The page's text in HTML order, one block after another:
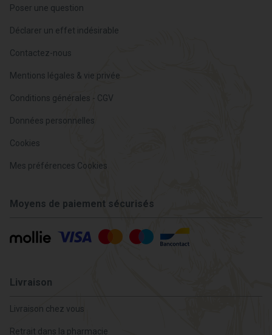
Poser une question
Déclarer un effet indésirable
Contactez-nous
Mentions légales & vie privée
Conditions générales - CGV
Données personnelles
Cookies
Mes préférences Cookies
Moyens de paiement sécurisés
Livraison
Livraison chez vous
Retrait dans la pharmacie